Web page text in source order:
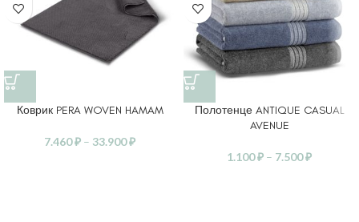
Коврик PERA WOVEN HAMAM
7.460₽ – 33.900₽
Полотенце ANTIQUE CASUAL
AVENUE
1.100₽ – 7.500₽